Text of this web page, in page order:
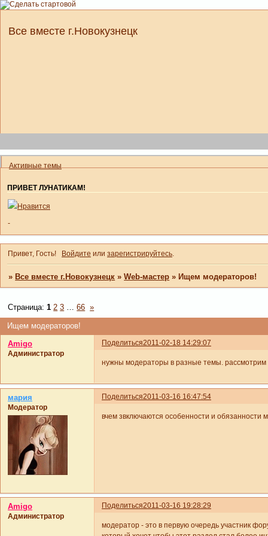
Все вместе г.Новокузнецк
Активные темы
ПРИВЕТ ЛУНАТИКАМ!
Нравится
-
Привет, Гость! Войдите или зарегистрируйтесь.
»Все вместе г.Новокузнецк »Web-мастер »Ищем модераторов!
Ищем модераторов!
Страница:1 2 3 … 66 »
Поделиться2011-02-18 14:29:07
Amigo
Администратор
нужны модераторы в разные темы. рассмотрим
Поделиться2011-03-16 16:47:54
мария
Модератор
вчем звключаются особенности и обязанности
Поделиться2011-03-16 19:28:29
Amigo
Администратор
модератор - это в первую очередь участник